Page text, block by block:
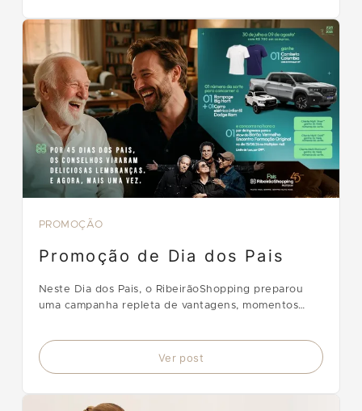
PROMOÇÃO
Promoção de Dia dos Pais
Neste Dia dos Pais, o RibeirãoShopping preparou
uma campanha repleta de vantagens, momentos
prêmios.
Ver post